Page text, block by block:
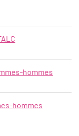
hommes
hommes